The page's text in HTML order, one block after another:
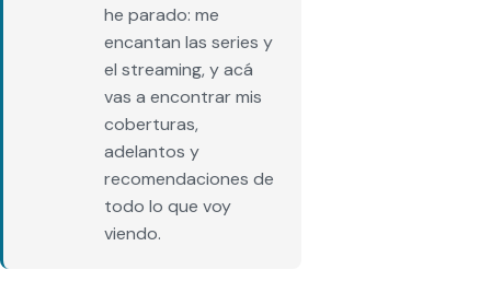
he parado: me
encantan las series y
el streaming, y acá
vas a encontrar mis
coberturas,
adelantos y
recomendaciones de
todo lo que voy
viendo.